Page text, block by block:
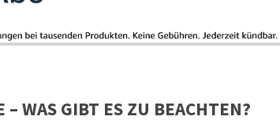
WAS GIBT ES ZU BEACHTEN?